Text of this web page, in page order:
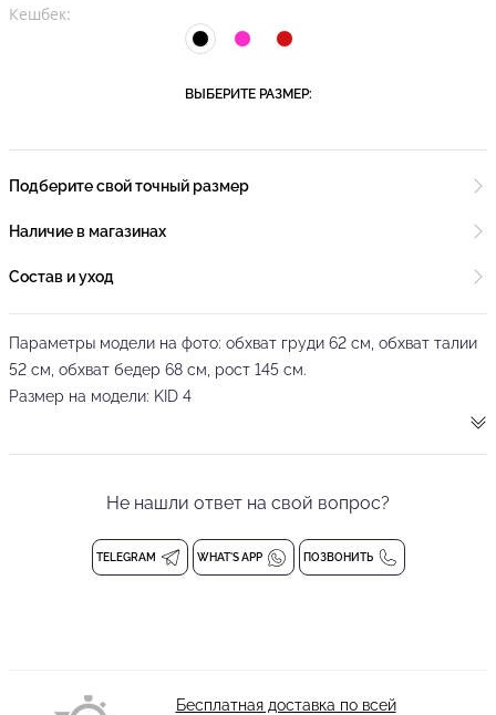
Кешбек:
ВЫБЕРИТЕ РАЗМЕР:
Подберите свой точный размер
Наличие в магазинах
Состав и уход
Параметры модели на фото: обхват груди 62 см, обхват талии
52 см, обхват бедер 68 см, рост 145 см.
Размер на модели: KID 4
регилином, который позволяет держать форму. Воздушный
бренда PRIMABELLA позволит вашей маленькой принцессе
Деликатная стирка при 30 градусах
Не нашли ответ на свой вопрос?
TELEGRAM WHAT'S APP ПОЗВОНИТЬ
Бесплатная доставка по всей